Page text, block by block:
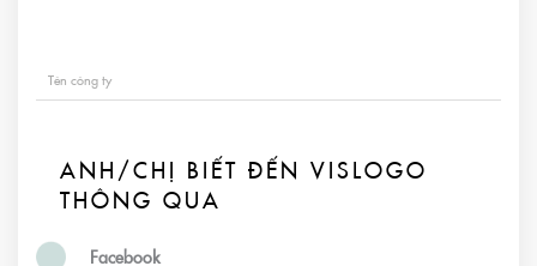
Tên công ty
ANH/CHỊ BIẾT ĐẾN VISLOGO
THÔNG QUA
Facebook